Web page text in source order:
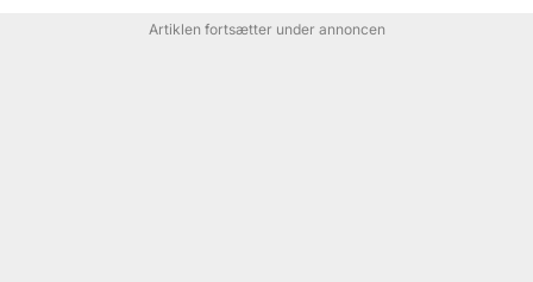
Artiklen fortsætter under annoncen